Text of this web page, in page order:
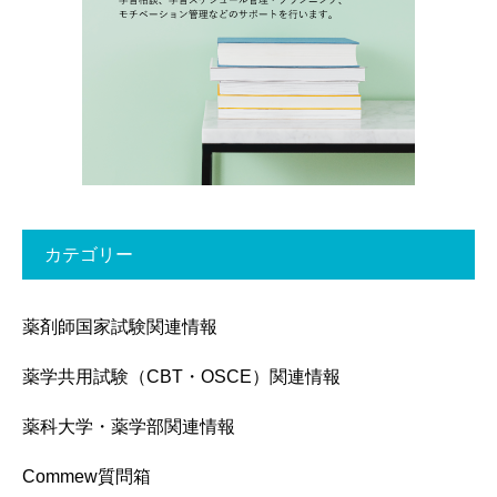
カテゴリー
薬剤師国家試験関連情報
薬学共用試験（CBT・OSCE）関連情報
薬科大学・薬学部関連情報
Commew質問箱